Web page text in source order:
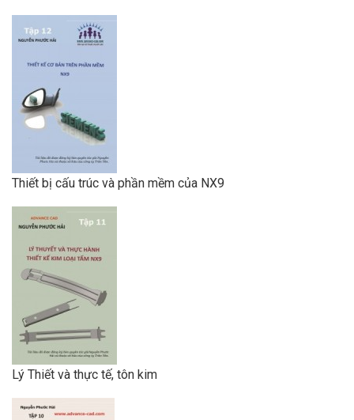
Thiết bị cấu trúc và phần mềm của NX9
Lý Thiết và thực tế, tôn kim